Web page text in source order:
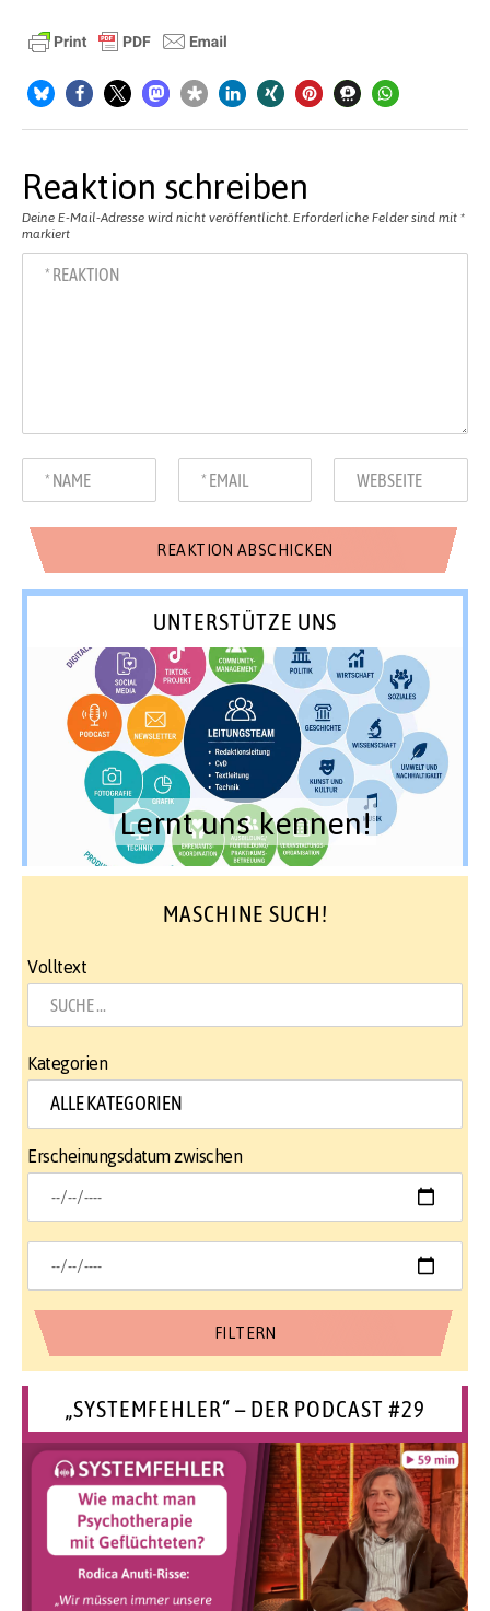
Reaktion schreiben
Deine E-Mail-Adresse wird nicht veröffentlicht. Erforderliche Felder sind mit *
markiert
UNTERSTÜTZE UNS
Lernt uns kennen!
MASCHINE SUCH!
Volltext
Kategorien
Erscheinungsdatum zwischen
„SYSTEMFEHLER“ – DER PODCAST #29